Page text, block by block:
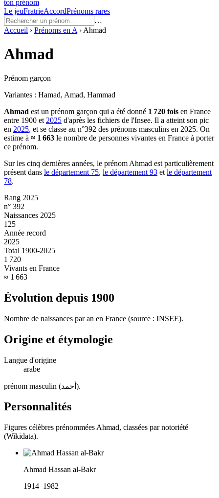
ton prénom
Le jeuFratrieAccordPrénoms rares
…
Accueil › Prénoms en A › Ahmad
Ahmad
Prénom garçon
Variantes : Hamad, Amad, Hammad
Ahmad est un prénom garçon qui a été donné 1 720 fois en France
entre 1900 et 2025 d'après les fichiers de l'Insee. Il a atteint son pic
en 2025, et se classe au n°392 des prénoms masculins en 2025. On
estime à ≈ 1 663 le nombre de personnes vivantes en France à porter
ce prénom.
Sur les cinq dernières années, le prénom Ahmad est particulièrement
présent dans le département 75, le département 93 et le département
78.
Rang 2025
n° 392
Naissances 2025
125
Année record
2025
Total 1900-2025
1 720
Vivants en France
≈ 1 663
Évolution depuis 1900
Nombre de naissances par an en France (source : INSEE).
Origine et étymologie
Langue d'origine
arabe
prénom masculin (أحمد).
Personnalités
Figures célèbres prénommées Ahmad, classées par notoriété
(Wikidata).
Ahmad Hassan al-Bakr
1914–1982